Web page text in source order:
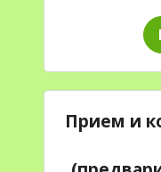
Прием и